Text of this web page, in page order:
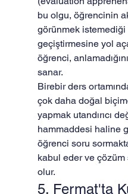
bu olgu, öğrencinin
görünmek istemediği
geçiştirmesine yol
öğrenci,
sanar.
Birebir ders
çok daha doğal
yapmak utandırıcı
hammaddesi haline
öğrenci soru
kabul eder ve
olur.
5. Fermat'ta